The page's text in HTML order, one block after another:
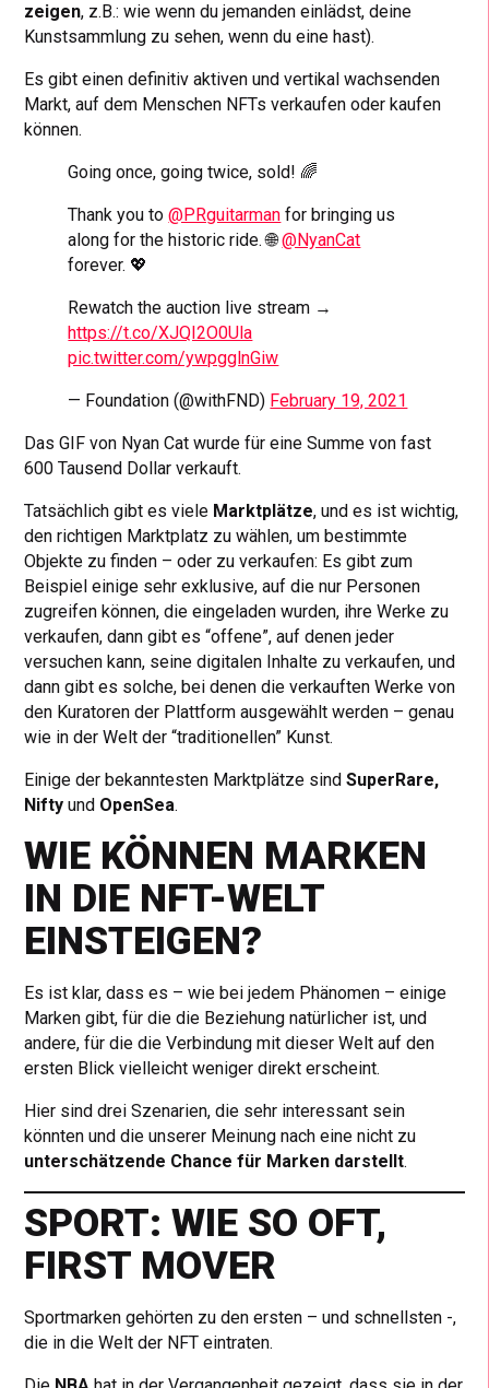
zeigen, z.B.: wie wenn du jemanden einlädst, deine
Kunstsammlung zu sehen, wenn du eine hast).
Es gibt einen definitiv aktiven und vertikal wachsenden
Markt, auf dem Menschen NFTs verkaufen oder kaufen
können.
Going once, going twice, sold! 🌈
Thank you to@PRguitarman for bringing us
along for the historic ride. 🌐@NyanCat
forever. 💖
Rewatch the auction live stream →
https://t.co/XJQI2O0Ula
pic.twitter.com/ywpgglnGiw
— Foundation (@withFND) February 19, 2021
Das GIF von Nyan Cat wurde für eine Summe von fast
600 Tausend Dollar verkauft.
Tatsächlich gibt es viele Marktplätze, und es ist wichtig,
den richtigen Marktplatz zu wählen, um bestimmte
Objekte zu finden – oder zu verkaufen: Es gibt zum
Beispiel einige sehr exklusive, auf die nur Personen
zugreifen können, die eingeladen wurden, ihre Werke zu
verkaufen, dann gibt es “offene”, auf denen jeder
versuchen kann, seine digitalen Inhalte zu verkaufen, und
dann gibt es solche, bei denen die verkauften Werke von
den Kuratoren der Plattform ausgewählt werden – genau
wie in der Welt der “traditionellen” Kunst.
Einige der bekanntesten Marktplätze sindSuperRare,
Niftyund OpenSea.
WIE KÖNNEN MARKEN
IN DIE NFT-WELT
EINSTEIGEN?
Es ist klar, dass es – wie bei jedem Phänomen – einige
Marken gibt, für die die Beziehung natürlicher ist, und
andere, für die die Verbindung mit dieser Welt auf den
ersten Blick vielleicht weniger direkt erscheint.
Hier sind drei Szenarien, die sehr interessant sein
könnten und die unserer Meinung nach eine nicht zu
unterschätzende Chance für Marken darstellt.
SPORT: WIE SO OFT,
FIRST MOVER
Sportmarken gehörten zu den ersten – und schnellsten -,
die in die Welt der NFT eintraten.